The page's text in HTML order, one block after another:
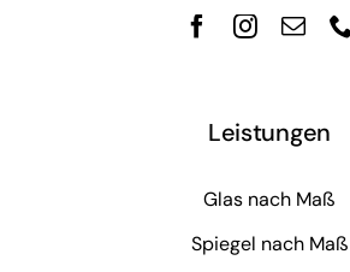
Leistungen
Glas nach Maß
Spiegel nach Maß